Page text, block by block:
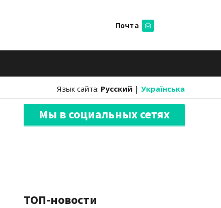
Почта
Язык сайта: Русский | Українська
Мы в социальных сетях
ТОП-новости